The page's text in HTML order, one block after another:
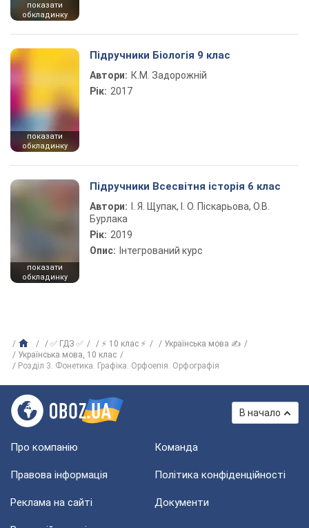
показати
обкладинку
показати
обкладинку
Підручники Біологія 9 клас
Автори: К.М. Задорожній
Рік: 2017
показати
обкладинку
Підручники Всесвітня історія 6 клас
Автори:
І. Я. Щупак, І. О. Піскарьова, О.В.
Бурлака
Рік: 2019
Опис: Інтегрований курс
✅ ГДЗ ✅ ⚡ 10 клас ⚡
Українська мова ✍
Українська мова, 10 клас
Розділ 3. Фонетика. Графіка. Орфоепія. Орфографія
В начало
Про компанію Команда
Правова інформація Політика конфіденційності
Реклама на сайті Документи